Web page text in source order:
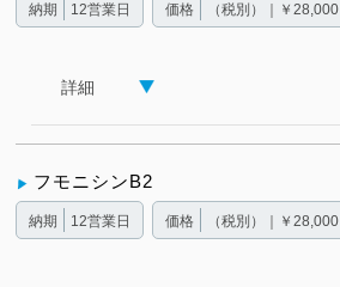
納期 12営業日 価格 （税別）｜￥28,000
詳細
フモニシンB2
納期 12営業日 価格 （税別）｜￥28,000